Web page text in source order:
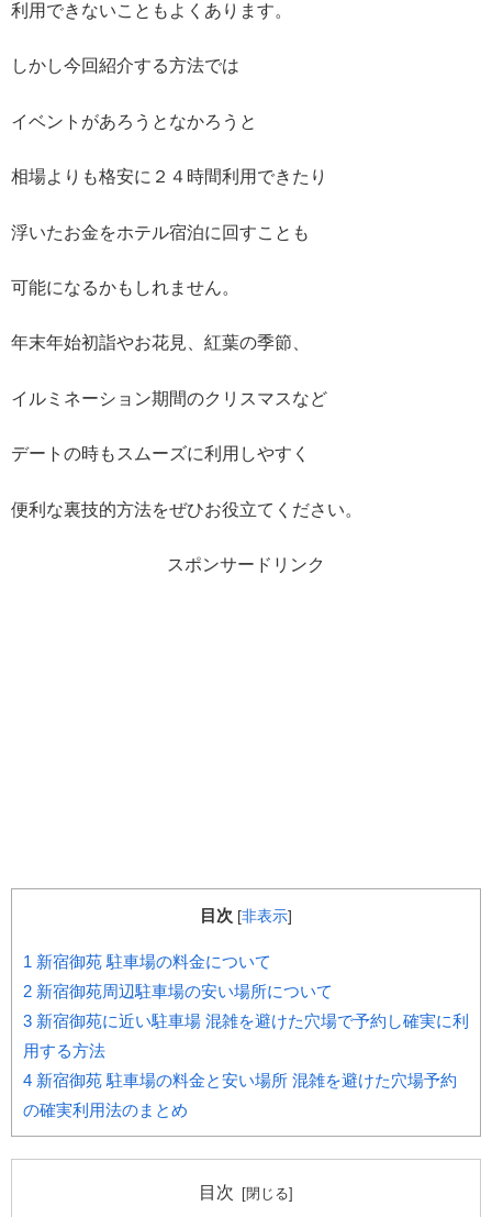
利用できないこともよくあります。
しかし今回紹介する方法では
イベントがあろうとなかろうと
相場よりも格安に２４時間利用できたり
浮いたお金をホテル宿泊に回すことも
可能になるかもしれません。
年末年始初詣やお花見、紅葉の季節、
イルミネーション期間のクリスマスなど
デートの時もスムーズに利用しやすく
便利な裏技的方法をぜひお役立てください。
スポンサードリンク
目次 [非表示]
1 新宿御苑 駐車場の料金について
2 新宿御苑周辺駐車場の安い場所について
3 新宿御苑に近い駐車場 混雑を避けた穴場で予約し確実に利
用する方法
4 新宿御苑 駐車場の料金と安い場所 混雑を避けた穴場予約
の確実利用法のまとめ
目次